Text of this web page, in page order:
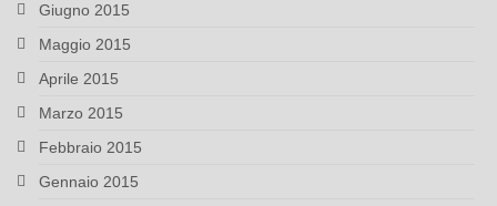
Giugno 2015
Maggio 2015
Aprile 2015
Marzo 2015
Febbraio 2015
Gennaio 2015